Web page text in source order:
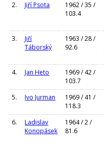
2. Jiří Psota
1962 / 35 /
103.4
3.
Jiří
Táborský
1963 / 28 /
92.6
4. Jan Heto
1969 / 42 /
103.7
5. Ivo Jurman
1969 / 41 /
118.3
6.
Ladislav
Konopásek
1964 / 2 /
81.6